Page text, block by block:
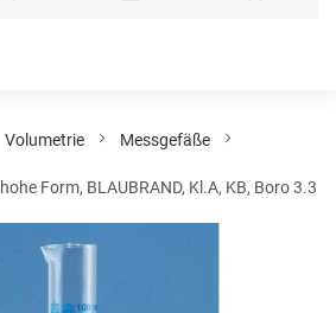
Volumetrie
Messgefäße
Form, BLAUBRAND, Kl.A, KB, Boro 3.3